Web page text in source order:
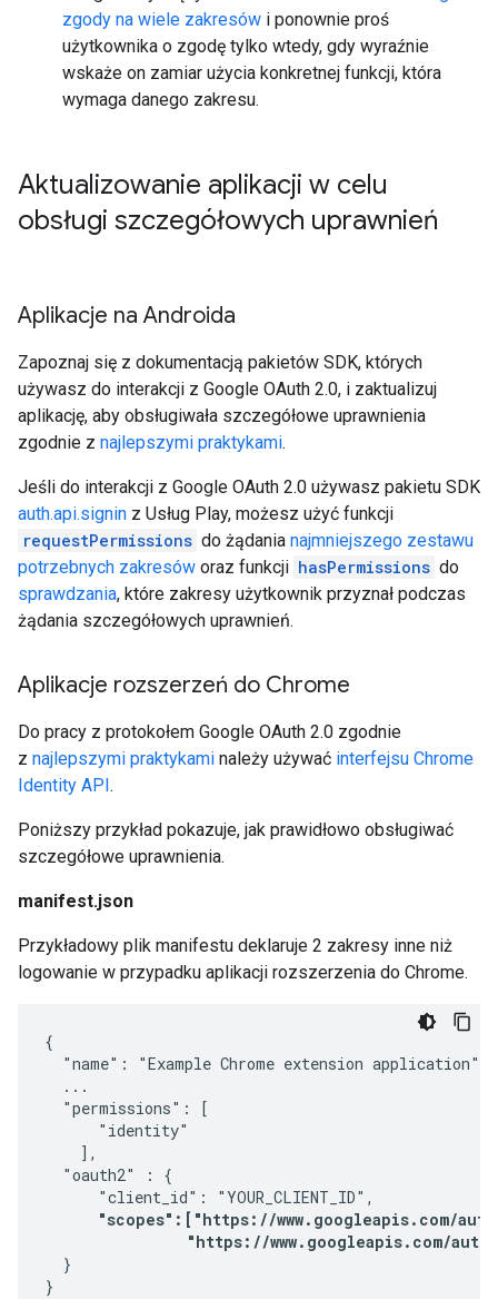
zgody na wiele zakresów i ponownie proś
użytkownika o zgodę tylko wtedy, gdy wyraźnie
wskaże on zamiar użycia konkretnej funkcji, która
wymaga danego zakresu.
Aktualizowanie aplikacji w celu
obsługi szczegółowych uprawnień
Aplikacje na Androida
Zapoznaj się z dokumentacją pakietów SDK, których
używasz do interakcji z Google OAuth 2.0, i zaktualizuj
aplikację, aby obsługiwała szczegółowe uprawnienia
zgodnie z najlepszymi praktykami.
Jeśli do interakcji z Google OAuth 2.0 używasz pakietu SDK
auth.api.signin z Usług Play, możesz użyć funkcji
requestPermissions do żądania najmniejszego zestawu
potrzebnych zakresów oraz funkcji hasPermissions do
sprawdzania, które zakresy użytkownik przyznał podczas
żądania szczegółowych uprawnień.
Aplikacje rozszerzeń do Chrome
Do pracy z protokołem Google OAuth 2.0 zgodnie
z najlepszymi praktykami należy używać interfejsu Chrome
Identity API .
Poniższy przykład pokazuje, jak prawidłowo obsługiwać
szczegółowe uprawnienia.
manifest.json
Przykładowy plik manifestu deklaruje 2 zakresy inne niż
logowanie w przypadku aplikacji rozszerzenia do Chrome.
{
  "name": "Example Chrome extension application",
  ...
  "permissions": [
      "identity"
    ],
  "oauth2" : {
      "client_id": "YOUR_CLIENT_ID",
"scopes":["https://www.googleapis.com/
"https://www.googleapis.com/
  }
}